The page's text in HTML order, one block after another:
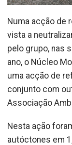
Numa acção de
vista a
pelo grupo, nas
ano, o Núcleo
uma acção de
conjunto com
Associação
Nesta ação
autóctones em